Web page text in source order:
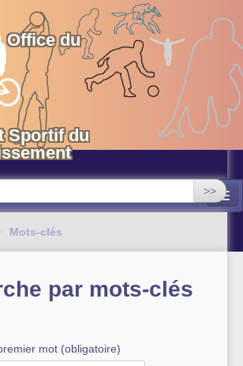
OMS 20 Paris
Office du
Sportif du
>>
municipaux
Mots-clés
par mots-clés
mot (obligatoire)